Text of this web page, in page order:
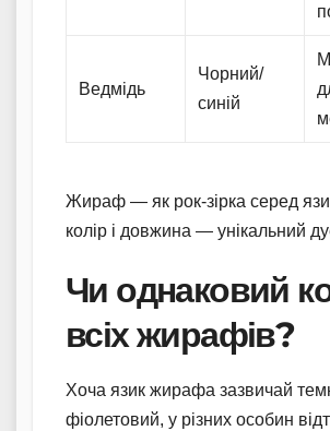
Ведмідь
Чорний/
синій
Жираф — як рок-зірка серед
колір і довжина — унікальний
Чи однаковий
всіх жирафів?
Хоча язик жирафа зазвичай
фіолетовий, у різних особин